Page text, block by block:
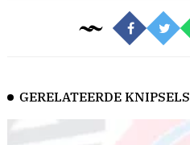
GERELATEERDE KNIPSELS